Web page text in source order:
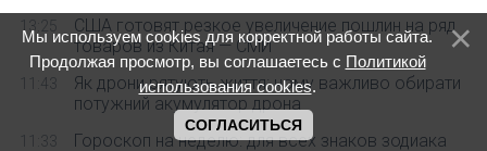
13:25
США готовят резкое увеличение пошлин на ряд
товаров из Китая — СМИ
11:43
Як дрони рятують життя: чому важливо обирати
потужний акумулятор дрона
11:33 Гороскоп на неделю: для всех знаков зодиака
Мы используем cookies для корректной работы сайта.
Продолжая просмотр, вы соглашаетесь с Политикой
использования cookies.
СОГЛАСИТЬСЯ